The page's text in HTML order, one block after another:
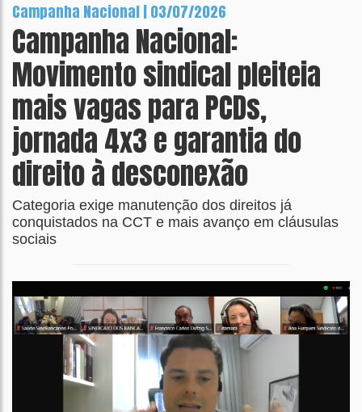
Campanha Nacional | 03/07/2026
Campanha Nacional:
Movimento sindical pleiteia
mais vagas para PCDs,
jornada 4x3 e garantia do
direito à desconexão
Categoria exige manutenção dos direitos já
conquistados na CCT e mais avanço em cláusulas
sociais